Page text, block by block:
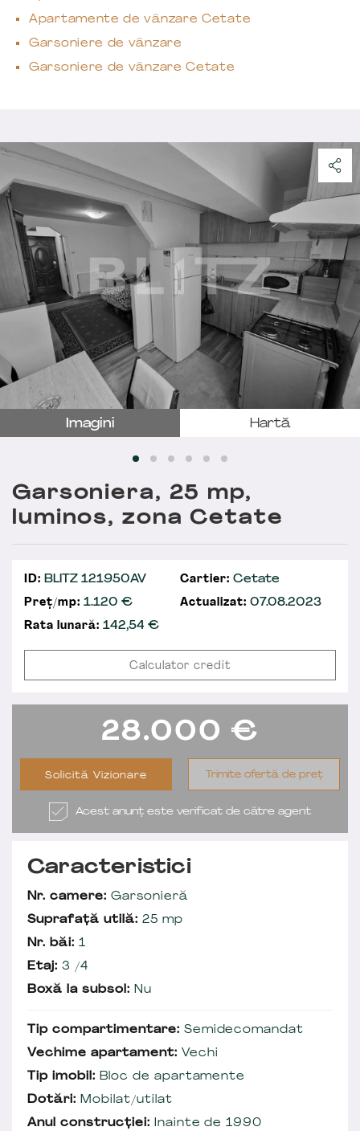
Apartamente de vânzare Cetate
Garsoniere de vânzare
Garsoniere de vânzare Cetate
Imagini Hartă
Garsoniera, 25 mp,
luminos, zona Cetate
ID: BLITZ 121950AV Cartier: Cetate
Preț/mp: 1.120 € Actualizat: 07.08.2023
Rata lunară: 142,54 €
Calculator credit
28.000 €
Solicită Vizionare Trimite ofertă de preț
Acest anunț este verificat de către agent
Caracteristici
Nr. camere: Garsonieră
Suprafață utilă: 25 mp
Nr. băi: 1
Etaj: 3 /4
Boxă la subsol: Nu
Tip compartimentare: Semidecomandat
Vechime apartament: Vechi
Tip imobil: Bloc de apartamente
Dotări: Mobilat/utilat
Anul construcției: Inainte de 1990